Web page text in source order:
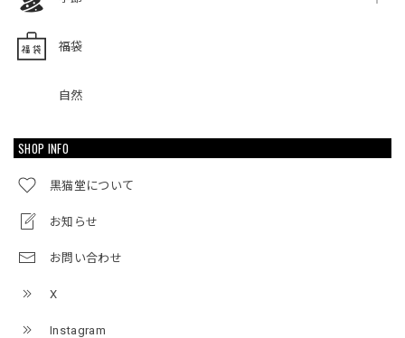
福袋
自然
SHOP INFO
黒猫堂について
お知らせ
お問い合わせ
X
Instagram